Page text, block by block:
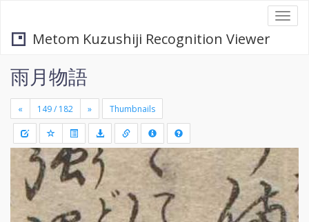
Metom Kuzushiji Recognition Viewer
雨月物語
« » Thumbnails
+
-
Draw